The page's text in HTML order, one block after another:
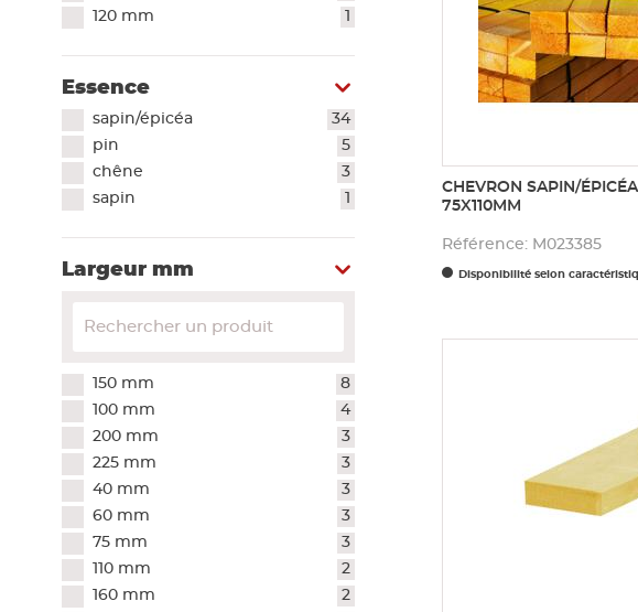
120 mm
Essence
sapin/épicéa
34
pin
5
chêne
3
sapin
Largeur mm
150 mm
8
100 mm
4
200 mm
3
225 mm
3
40 mm
3
60 mm
3
75 mm
3
110 mm
2
160 mm
2
CHEVRON SAPIN/
75X110MM
Référence: M023385
Disponibilité selon